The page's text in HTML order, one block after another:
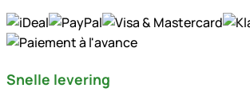
Snelle levering